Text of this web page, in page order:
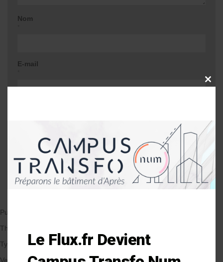
Nom
E-mail
Me prévenir lors d'une réponse à mon
commentaire
Publié le 08/01/2020
Thématique
Types de Bâtiment
Veille et solutions
CLOSE
Le Flux.fr Devient